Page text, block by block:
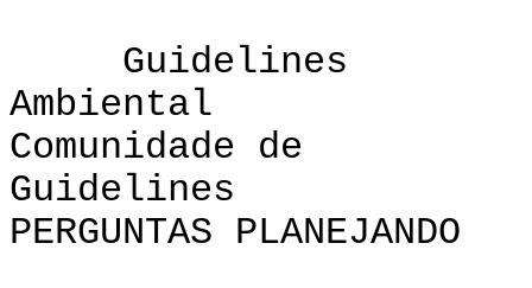
Ambiental
Comunidade de
PERGUNTAS PLANEJANDO